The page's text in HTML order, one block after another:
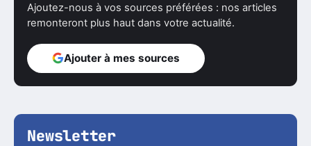
Ajoutez-nous à vos sources préférées : nos articles
remonteront plus haut dans votre actualité.
Ajouter à mes sources
Newsletter